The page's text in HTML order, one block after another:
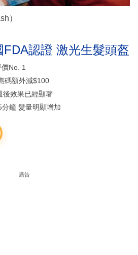
）
FDA認證 激光生髮頭盔
No. 1
碼額外減$100
後效果已經顯著
鐘 髮量明顯增加
廣告